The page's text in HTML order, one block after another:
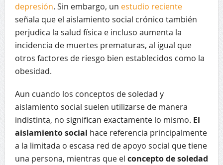
depresión. Sin embargo, un estudio reciente
señala que el aislamiento social crónico también
perjudica la salud física e incluso aumenta la
incidencia de muertes prematuras, al igual que
otros factores de riesgo bien establecidos como la
obesidad.
Aun cuando los conceptos de soledad y
aislamiento social suelen utilizarse de manera
indistinta, no significan exactamente lo mismo. El
aislamiento social hace referencia principalmente
a la limitada o escasa red de apoyo social que tiene
una persona, mientras que el concepto de soledad